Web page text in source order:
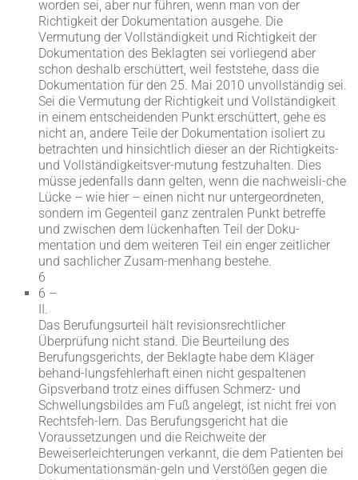
worden sei, aber nur führen, wenn man von der
Richtigkeit der Dokumentation ausgehe. Die
Vermutung der Vollständigkeit und Richtigkeit der
Dokumentation des Beklagten sei vorliegend aber
schon deshalb erschüttert, weil feststehe, dass die
Dokumentation für den 25. Mai 2010 unvollständig sei.
Sei die Vermutung der Richtigkeit und Vollständigkeit
in einem entscheidenden Punkt erschüttert, gehe es
nicht an, andere Teile der Dokumentation isoliert zu
betrachten und hinsichtlich dieser an der Richtigkeits-
und Vollständigkeitsver-mutung festzuhalten. Dies
müsse jedenfalls dann gelten, wenn die nachweisli-che
Lücke – wie hier – einen nicht nur untergeordneten,
sondern im Gegenteil ganz zentralen Punkt betreffe
und zwischen dem lückenhaften Teil der Doku-
mentation und dem weiteren Teil ein enger zeitlicher
und sachlicher Zusam-menhang bestehe.
6
6 –
II.
Das Berufungsurteil hält revisionsrechtlicher
Überprüfung nicht stand. Die Beurteilung des
Berufungsgerichts, der Beklagte habe dem Kläger
behand-lungsfehlerhaft einen nicht gespaltenen
Gipsverband trotz eines diffusen Schmerz- und
Schwellungsbildes am Fuß angelegt, ist nicht frei von
Rechtsfeh-lern. Das Berufungsgericht hat die
Voraussetzungen und die Reichweite der
Beweiserleichterungen verkannt, die dem Patienten bei
Dokumentationsmän-geln und Verstößen gegen die